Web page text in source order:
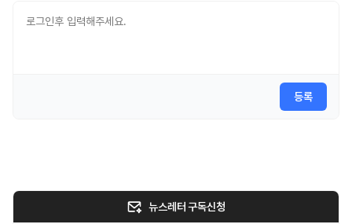
등록
뉴스레터 구독신청